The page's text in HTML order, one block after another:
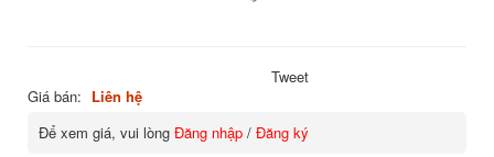
Tweet
Giá bán: Liên hệ
Để xem giá, vui lòng Đăng nhập / Đăng ký